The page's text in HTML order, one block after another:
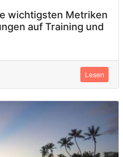
wichtigsten Metriken
auf Training und
Lesen